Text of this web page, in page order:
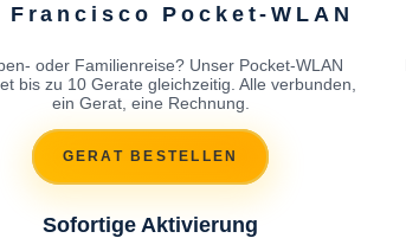
Francisco Pocket-WLAN
oder Familienreise? Unser Pocket-WLAN
bis zu 10 Gerate gleichzeitig. Alle verbunden,
ein Gerat, eine Rechnung.
GERAT BESTELLEN
Sofortige Aktivierung